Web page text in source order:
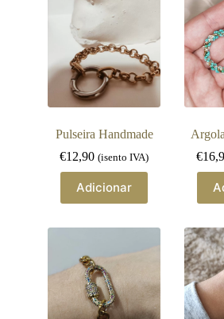
Pulseira Handmade
€12,90 (isento IVA)
Adicionar
€